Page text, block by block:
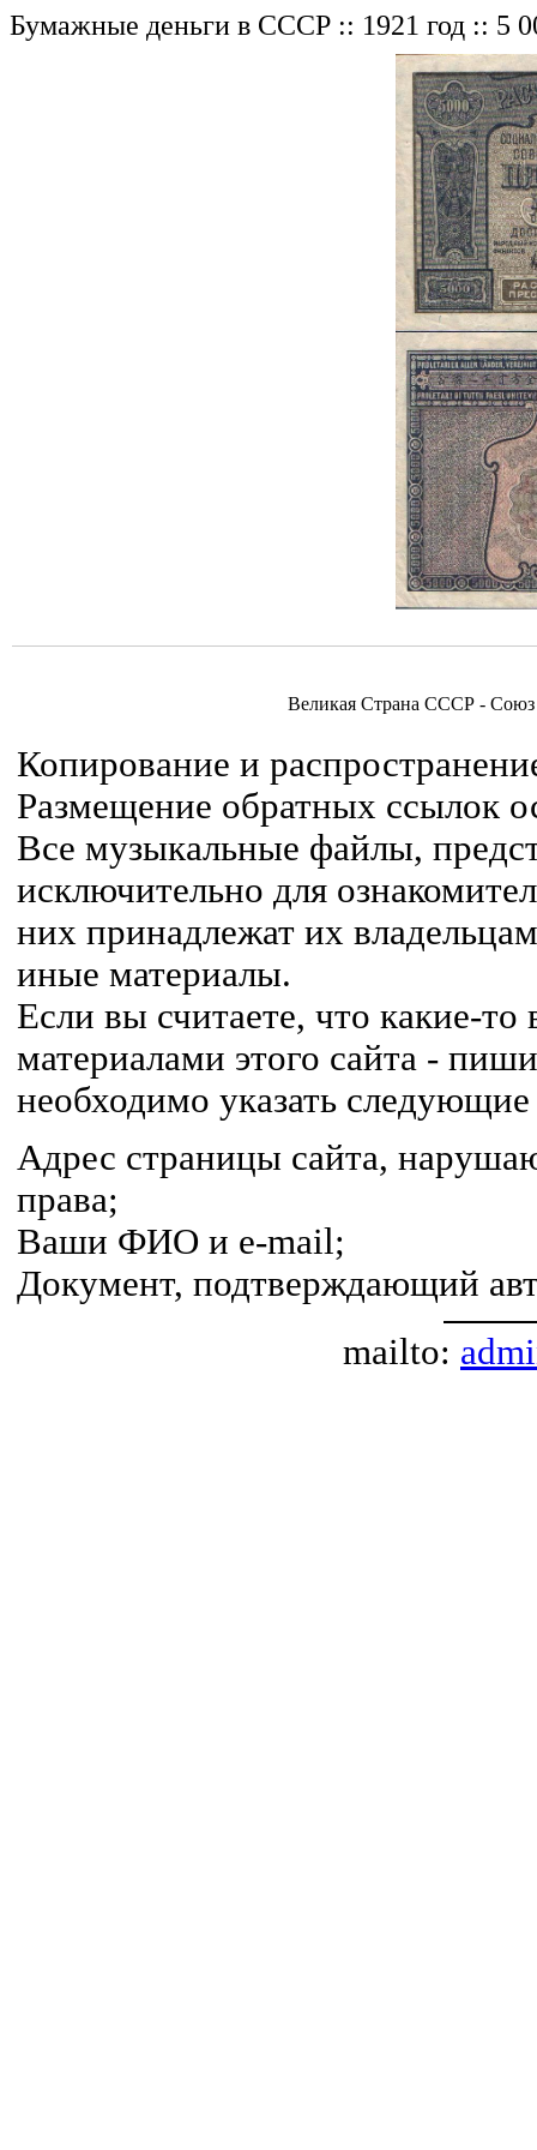
Бумажные деньги в СССР :: 1921 год :: 5
Великая Страна СССР - Союз
Копирование и
Размещение обратных ссылок
Все музыкальные файлы,
исключительно для
них принадлежат их
иные материалы.
Если вы считаете, что какие-
материалами этого сайта -
необходимо указать
Адрес страницы сайта,
права;
Ваши ФИО и e-mail;
Документ, подтверждающий
mailto: